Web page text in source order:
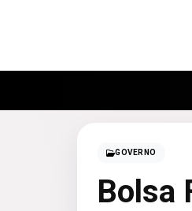
GOVERNO
Bolsa